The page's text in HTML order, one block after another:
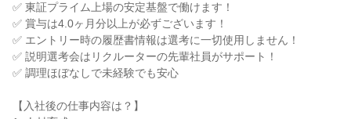
✅ 東証プライム上場の安定基盤で働けます！
✅ 賞与は4.0ヶ月分以上が必ずございます！
✅ エントリー時の履歴書情報は選考に一切使用しません！
✅ 説明選考会はリクルーターの先輩社員がサポート！
✅ 調理ほぼなしで未経験でも安心
【入社後の仕事内容は？】